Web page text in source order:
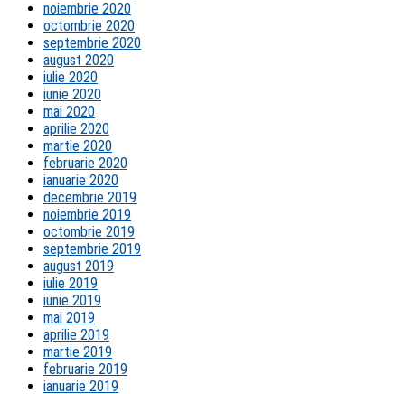
noiembrie 2020
octombrie 2020
septembrie 2020
august 2020
iulie 2020
iunie 2020
mai 2020
aprilie 2020
martie 2020
februarie 2020
ianuarie 2020
decembrie 2019
noiembrie 2019
octombrie 2019
septembrie 2019
august 2019
iulie 2019
iunie 2019
mai 2019
aprilie 2019
martie 2019
februarie 2019
ianuarie 2019